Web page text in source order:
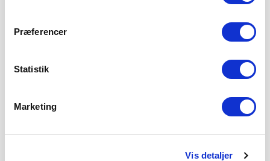
Præferencer
Statistik
Marketing
Vis detaljer
ESTLAND
Bubacarr Tambedou, der er topscorer i den estiske liga.